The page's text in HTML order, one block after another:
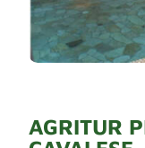
AGRITUR